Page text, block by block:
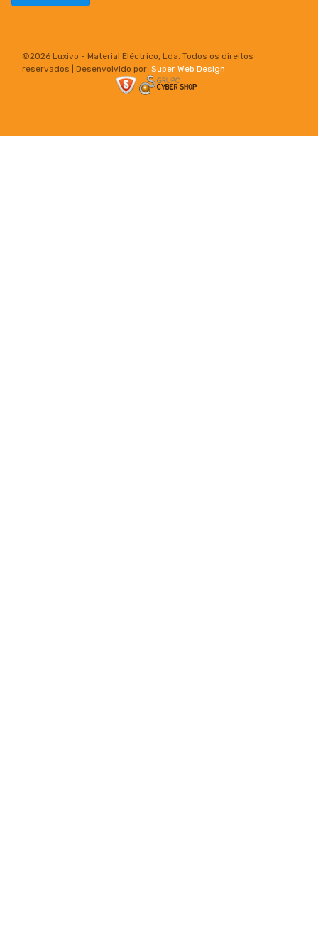
©2026 Luxivo - Material Eléctrico, Lda. Todos os direitos
reservados | Desenvolvido por: Super Web Design